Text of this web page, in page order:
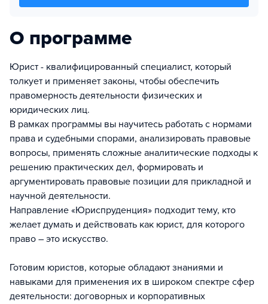
О программе
Юрист - квалифицированный специалист, который
толкует и применяет законы, чтобы обеспечить
правомерность деятельности физических и
юридических лиц.
В рамках программы вы научитесь работать с нормами
права и судебными спорами, анализировать правовые
вопросы, применять сложные аналитические подходы к
решению практических дел, формировать и
аргументировать правовые позиции для прикладной и
научной деятельности.
Направление «Юриспруденция» подходит тему, кто
желает думать и действовать как юрист, для которого
право – это искусство.
Готовим юристов, которые обладают знаниями и
навыками для применения их в широком спектре сфер
деятельности: договорных и корпоративных